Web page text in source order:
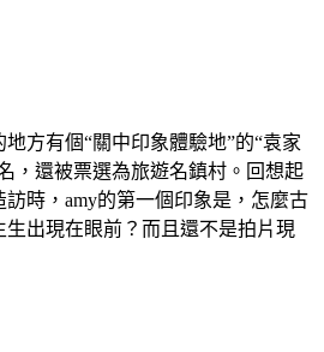
方有個“關中印象體驗地”的“袁家
，還被票選為旅遊名鎮村。回想起
時，amy的第一個印象是，怎麼古
出現在眼前？而且還不是拍片現